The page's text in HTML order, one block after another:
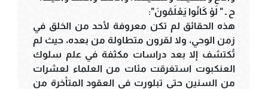
ح ـ " لَوْ كَانُوا يَعْلَمُونَ":
هذه الحقائق لم تكن معروفة لأحد من الخلق في
زمن الوحي، ولا لقرون متطاولة من بعده، حيث لم
تُكتشف إلا بعد دراسات مكثفة في علم سلوك
العنكبوت استغرقت مئات من العلماء لعشرات
من السنين حتى تبلورت في العقود المتأخرة من